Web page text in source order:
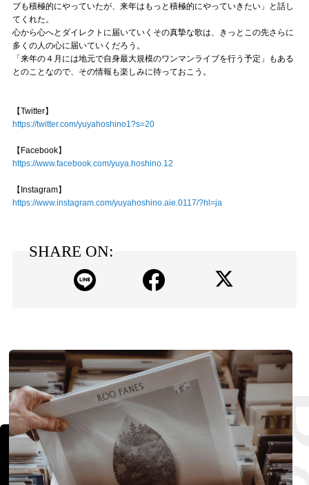
ブも積極的にやっていたが、来年はもっと積極的にやっていきたい」と話し
てくれた。
心から心へとダイレクトに届いていくその真摯な歌は、きっとこの先さらに
多くの人の心に届いていくだろう。
「来年の４月には地元で自身最大規模のワンマンライブを行う予定」もある
とのことなので、その情報も楽しみに待っておこう。
【Twitter】
https://twitter.com/yuyahoshino1?s=20
【Facebook】
https://www.facebook.com/yuya.hoshino.12
【Instagram】
https://www.instagram.com/yuyahoshino.aie.0117/?hl=ja
SHARE ON: